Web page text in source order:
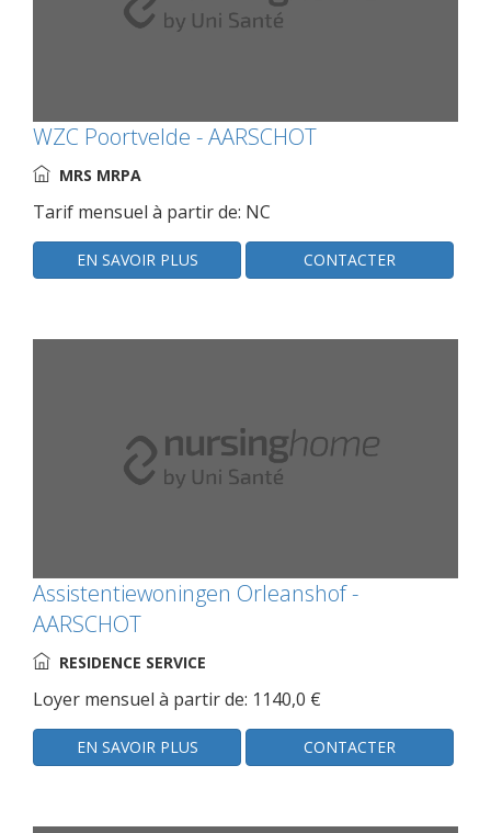
WZC Poortvelde - AARSCHOT
MRS MRPA
Tarif mensuel à partir de: NC
EN SAVOIR PLUS CONTACTER
Assistentiewoningen Orleanshof -
AARSCHOT
RESIDENCE SERVICE
Loyer mensuel à partir de: 1140,0 €
EN SAVOIR PLUS CONTACTER